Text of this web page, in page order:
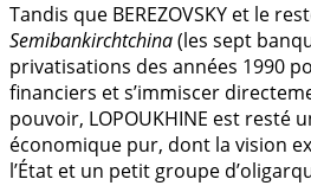
Tandis que BEREZOVSKY et le
Semibankirchtchina(les sept
privatisations des années 1990
financiers et s’immiscer
pouvoir, LOPOUKHINE est resté
économique pur, dont la vision
l’État et un petit groupe